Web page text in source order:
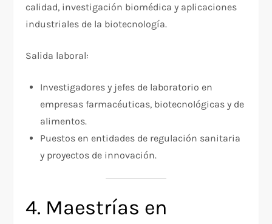
calidad, investigación biomédica y aplicaciones
industriales de la biotecnología.​
Salida laboral:
Investigadores y jefes de laboratorio en
empresas farmacéuticas, biotecnológicas y de
alimentos.​
Puestos en entidades de regulación sanitaria
y proyectos de innovación.
4. Maestrías en